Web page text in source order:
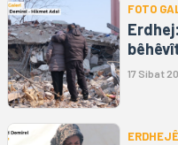
FOTO
17 Sibat